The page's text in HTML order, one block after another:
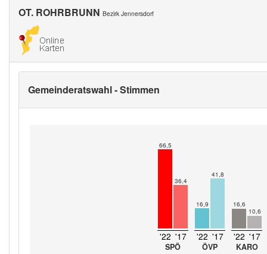
OT. ROHRBRUNN Bezirk Jennersdorf
Gemeinderatswahl - Stimmen
66,5
36,4
'22 '17
SPÖ
16,9
41,8
'22 '17
ÖVP
16,6
10,6
'22 '17
KARO